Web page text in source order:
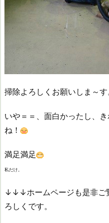
掃除よろしくお願いしま～す
いや＝＝、面白かったし、
ね！
満足満足
私だけ。
↓↓↓ホームページも是非ご
ろしくです。